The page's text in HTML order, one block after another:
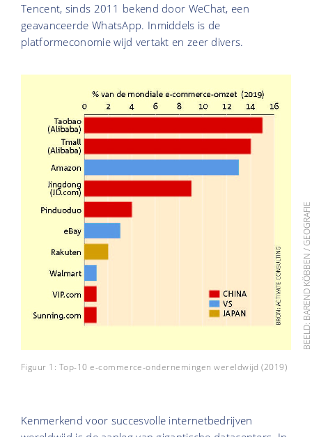
Tencent, sinds 2011 bekend door WeChat, een
geavanceerde WhatsApp. Inmiddels is de
platformeconomie wijd vertakt en zeer divers.
BEELD: BAREND KÖBBEN / GEOGRAFIE
Figuur 1: Top-10 e-commerce-ondernemingen wereldwijd (2019)
Kenmerkend voor succesvolle internetbedrijven